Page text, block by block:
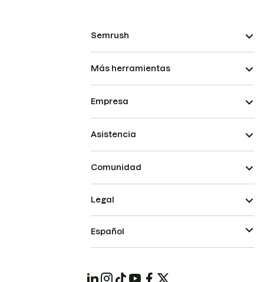
Semrush
Más herramientas
Empresa
Asistencia
Comunidad
Legal
Español